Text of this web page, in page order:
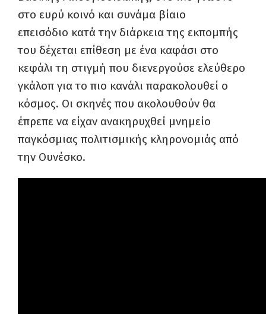
στο ευρύ κοινό και συνάμα βίαιο
επεισόδιο κατά την διάρκειατης εκπομπής
του δέχεται επίθεση με ένα καφάσι στο
κεφάλι τη στιγμή που διενεργούσε ελεύθερο
γκάλοπ για το πιο κανάλι παρακολουθεί ο
κόσμος. Οι σκηνές που ακολουθούν θα
έπρεπε να είχαν ανακηρυχθεί μνημείο
παγκόσμιας πολιτισμικής κληρονομιάς από
την Ουνέσκο.